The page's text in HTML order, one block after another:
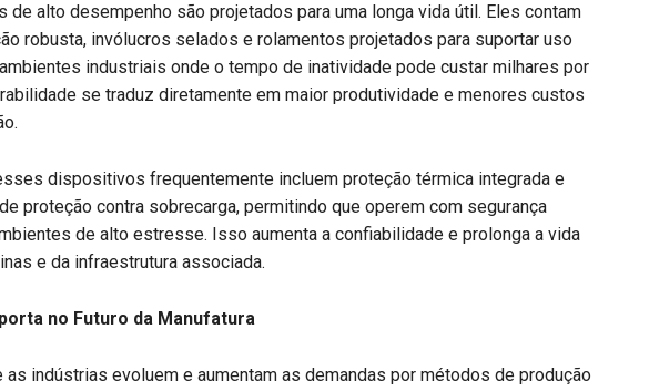
de alto desempenho são projetados para uma longa vida útil. Eles contam
robusta, invólucros selados e rolamentos projetados para suportar uso
industriais onde o tempo de inatividade pode custar milhares por
se traduz diretamente em maior produtividade e menores custos
dispositivos frequentemente incluem proteção térmica integrada e
proteção contra sobrecarga, permitindo que operem com segurança
de alto estresse. Isso aumenta a confiabilidade e prolonga a vida
e da infraestrutura associada.
no Futuro da Manufatura
as indústrias evoluem e aumentam as demandas por métodos de produção